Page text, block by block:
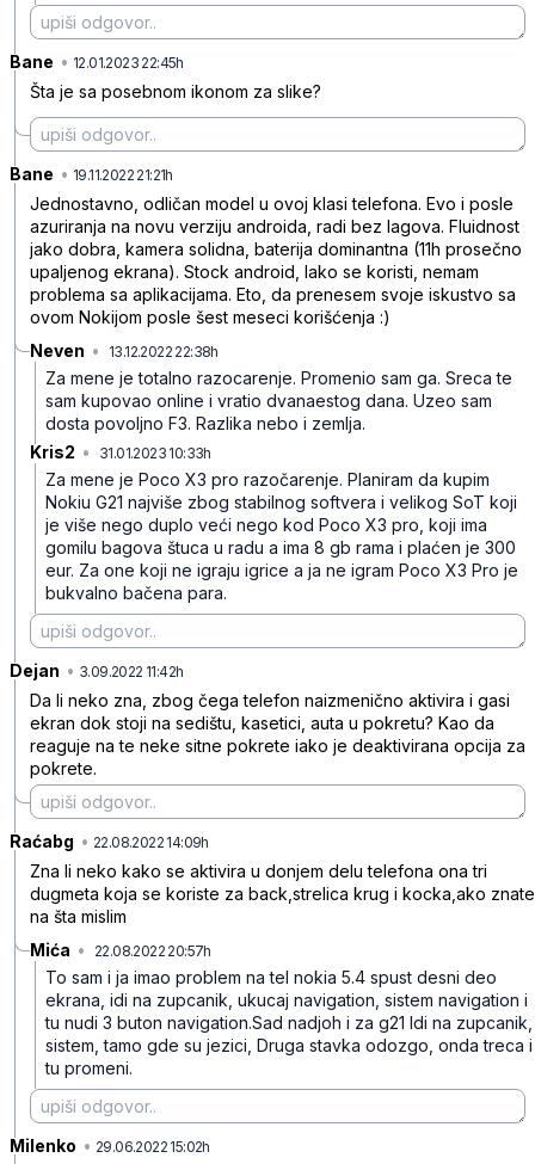
Bane • 12.01.2023 22:45h
Šta je sa posebnom ikonom za slike?
Bane • 19.11.2022 21:21h
Jednostavno, odličan model u ovoj klasi telefona. Evo i posle
azuriranja na novu verziju androida, radi bez lagova. Fluidnost
jako dobra, kamera solidna, baterija dominantna (11h prosečno
upaljenog ekrana). Stock android, lako se koristi, nemam
problema sa aplikacijama. Eto, da prenesem svoje iskustvo sa
ovom Nokijom posle šest meseci korišćenja :)
Neven • 13.12.2022 22:38h
Za mene je totalno razocarenje. Promenio sam ga. Sreca te
sam kupovao online i vratio dvanaestog dana. Uzeo sam
dosta povoljno F3. Razlika nebo i zemlja.
Kris2 • 31.01.2023 10:33h
Za mene je Poco X3 pro razočarenje. Planiram da kupim
Nokiu G21 najviše zbog stabilnog softvera i velikog SoT koji
je više nego duplo veći nego kod Poco X3 pro, koji ima
gomilu bagova štuca u radu a ima 8 gb rama i plaćen je 300
eur. Za one koji ne igraju igrice a ja ne igram Poco X3 Pro je
bukvalno bačena para.
Dejan • 3.09.2022 11:42h
Da li neko zna, zbog čega telefon naizmenično aktivira i gasi
ekran dok stoji na sedištu, kasetici, auta u pokretu? Kao da
reaguje na te neke sitne pokrete iako je deaktivirana opcija za
pokrete.
Raćabg • 22.08.2022 14:09h
Zna li neko kako se aktivira u donjem delu telefona ona tri
dugmeta koja se koriste za back,strelica krug i kocka,ako znate
na šta mislim
Mića • 22.08.2022 20:57h
To sam i ja imao problem na tel nokia 5.4 spust desni deo
ekrana, idi na zupcanik, ukucaj navigation, sistem navigation i
tu nudi 3 buton navigation.Sad nadjoh i za g21 Idi na zupcanik,
sistem, tamo gde su jezici, Druga stavka odozgo, onda treca i
tu promeni.
Milenko • 29.06.2022 15:02h